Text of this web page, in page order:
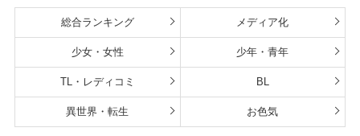
総合ランキング メディア化
少女・女性 少年・青年
TL・レディコミ BL
異世界・転生 お色気